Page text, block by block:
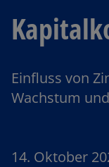
Einfluss von
Wachstum
14. Oktober